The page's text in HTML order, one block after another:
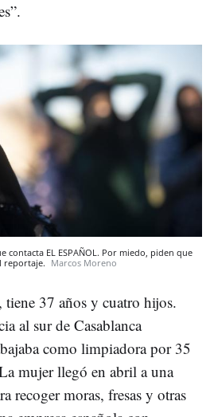
contacta EL ESPAÑOL. Por miedo, piden que
reportaje. Marcos Moreno
tiene 37 años y cuatro hijos.
al sur de Casablanca
como limpiadora por 35
mujer llegó en abril a una
recoger moras, fresas y otras